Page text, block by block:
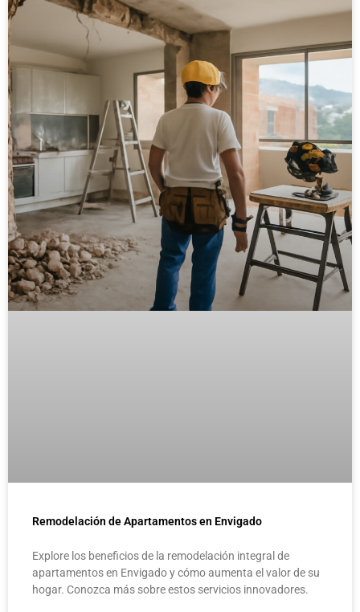
Remodelación de Apartamentos en Envigado
Explore los beneficios de la remodelación integral de
apartamentos en Envigado y cómo aumenta el valor de su
hogar. Conozca más sobre estos servicios innovadores.